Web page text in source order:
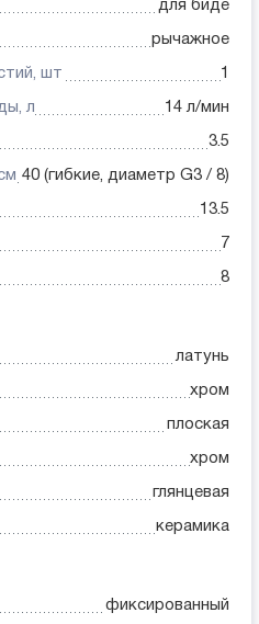
для биде
рычажное
шт 1
л 14 л/мин
3.5
40 (гибкие, диаметр G3 / 8)
13.5
7
8
латунь
хром
плоская
хром
глянцевая
керамика
фиксированный